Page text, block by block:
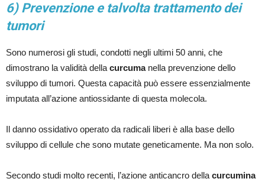
6) Prevenzione e talvolta trattamento dei
tumori
Sono numerosi gli studi, condotti negli ultimi 50 anni, che
dimostrano la validità della curcuma nella prevenzione dello
sviluppo di tumori. Questa capacità può essere essenzialmente
imputata all’azione antiossidante di questa molecola.
Il danno ossidativo operato da radicali liberi è alla base dello
sviluppo di cellule che sono mutate geneticamente. Ma non solo.
Secondo studi molto recenti, l’azione anticancro della curcumina